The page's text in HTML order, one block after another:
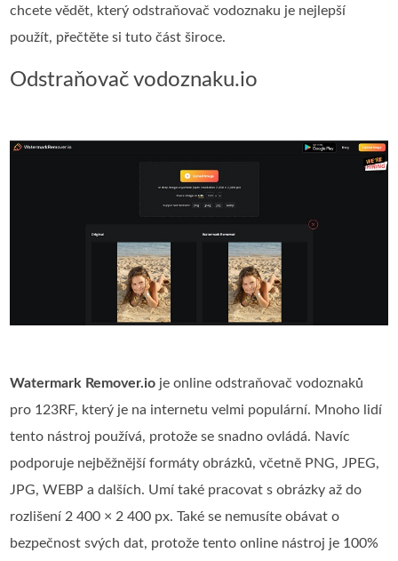
chcete vědět, který odstraňovač vodoznaku je nejlepší
použít, přečtěte si tuto část široce.
Odstraňovač vodoznaku.io
Watermark Remover.io je online odstraňovač vodoznaků
pro 123RF, který je na internetu velmi populární. Mnoho lidí
tento nástroj používá, protože se snadno ovládá. Navíc
podporuje nejběžnější formáty obrázků, včetně PNG, JPEG,
JPG, WEBP a dalších. Umí také pracovat s obrázky až do
rozlišení 2 400 × 2 400 px. Také se nemusíte obávat o
bezpečnost svých dat, protože tento online nástroj je 100%